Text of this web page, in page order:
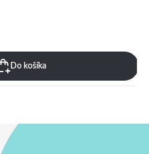
Do košíka